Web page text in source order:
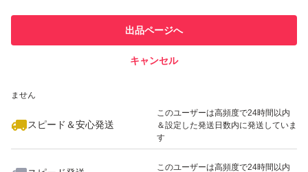
での取引実績があります
ません
スピード＆安心発送
このユーザーは高頻度で24時間以内
＆設定した発送日数内に発送していま
す
このユーザーは高頻度で24時間以内
出品ページへ
キャンセル